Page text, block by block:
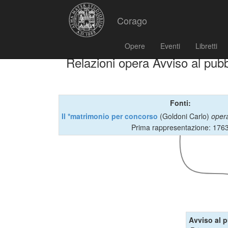
Corago
Opere Eventi Libretti
Relazioni opera Avviso al
Fonti:
Il *matrimonio per concorso (Goldoni Carlo)
Prima rappresentazione:
Avviso al